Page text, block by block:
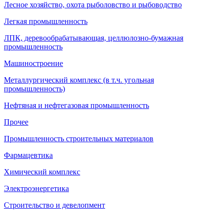
Лесное хозяйство, охота рыболовство и рыбоводство
Легкая промышленность
ЛПК, деревообрабатывающая, целлюлозно-бумажная
промышленность
Машиностроение
Металлургический комплекс (в т.ч. угольная
промышленность)
Нефтяная и нефтегазовая промышленность
Прочее
Промышленность строительных материалов
Фармацевтика
Химический комплекс
Электроэнергетика
Строительство и девелопмент